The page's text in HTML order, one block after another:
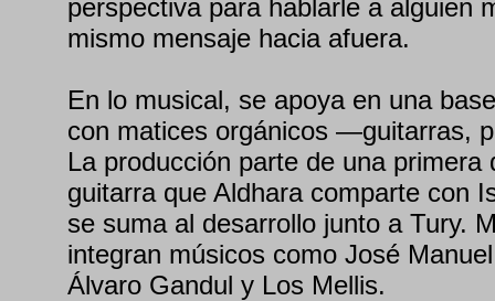
perspectiva para hablarle a alguien
mismo mensaje hacia afuera.
En lo musical, se apoya en una
con matices orgánicos —guitarras,
La producción parte de una primera
guitarra que Aldhara comparte con
se suma al desarrollo junto a Tury.
integran músicos como José
Álvaro Gandul y Los Mellis.